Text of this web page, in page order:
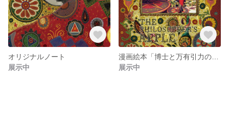
オリジナルノート
展示中
展示中